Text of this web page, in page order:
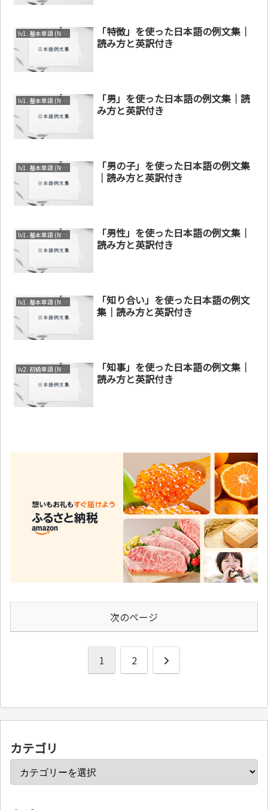
lv1. 基本単語 (N4～N5)
「特徴」を使った日本語の例文集｜
読み方と英訳付き
lv1. 基本単語 (N4～N5)
「男」を使った日本語の例文集｜読
み方と英訳付き
lv1. 基本単語 (N4～N5)
「男の子」を使った日本語の例文集
｜読み方と英訳付き
lv1. 基本単語 (N4～N5)
「男性」を使った日本語の例文集｜
読み方と英訳付き
lv1. 基本単語 (N4～N5)
「知り合い」を使った日本語の例文
集｜読み方と英訳付き
lv2. 初級単語 (N3～N4)
「知事」を使った日本語の例文集｜
読み方と英訳付き
次のページ
1 2
次
カテゴリ